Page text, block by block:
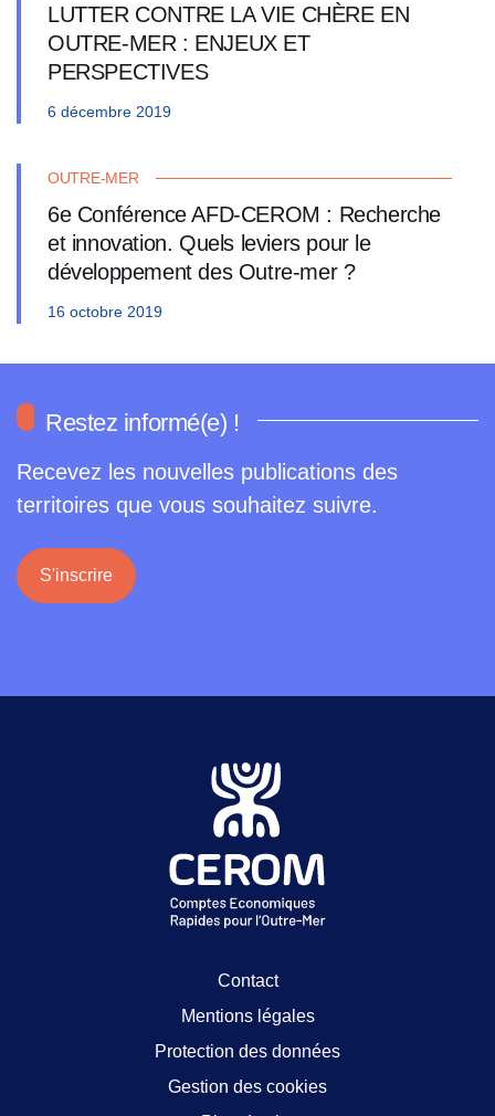
LUTTER CONTRE LA VIE CHÈRE EN
OUTRE-MER : ENJEUX ET
PERSPECTIVES
6 décembre 2019
OUTRE-MER
6e Conférence AFD-CEROM : Recherche
et innovation. Quels leviers pour le
développement des Outre-mer ?
16 octobre 2019
Restez informé(e) !
Recevez les nouvelles publications des
territoires que vous souhaitez suivre.
S'inscrire
Contact
Mentions légales
Protection des données
Gestion des cookies